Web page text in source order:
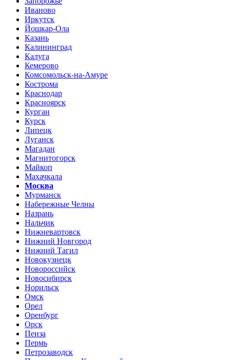
Иваново
Иркутск
Йошкар-Ола
Казань
Калининград
Калуга
Кемерово
Комсомольск-на-Амуре
Кострома
Краснодар
Красноярск
Курган
Курск
Липецк
Луганск
Магадан
Магнитогорск
Майкоп
Махачкала
Москва
Мурманск
Набережные Челны
Назрань
Нальчик
Нижневартовск
Нижний Новгород
Нижний Тагил
Новокузнецк
Новороссийск
Новосибирск
Норильск
Омск
Орел
Оренбург
Орск
Пенза
Пермь
Петрозаводск